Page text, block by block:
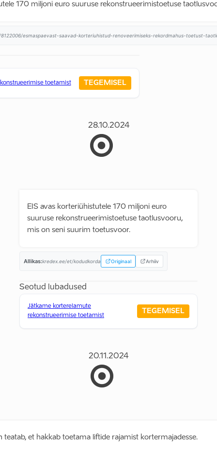
170 miljoni euro suuruse rekonstrueerimistoetuse
esmaspaevast-saavad-korteriuhistud-renoveerimiseks-rekordmahus-toetust-
toetamist TEGEMISEL
28.10.2024
EIS avas korteriühistutele 170 miljoni euro
suuruse rekonstrueerimistoetuse taotlusvooru,
mis on seni suurim toetusvoor.
Allikas:kredex.ee/et/kodudkorda Originaal Arhiiv
Seotud lubadused
Jätkame korterelamute
rekonstrueerimise toetamist
TEGEMISEL
20.11.2024
teatab, et hakkab toetama liftide rajamist kortermajadesse.